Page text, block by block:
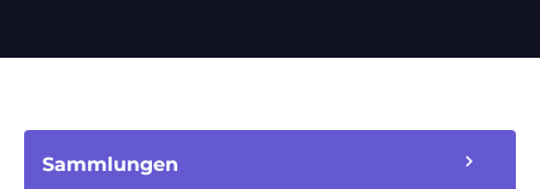
Sammlungen